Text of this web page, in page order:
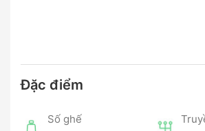
Đặc điểm
Số ghế